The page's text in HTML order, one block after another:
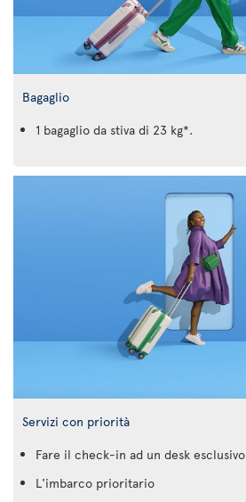
Bagaglio
1 bagaglio da stiva di 23 kg*.
Servizi con priorità
Fare il check-in ad un desk esclusivo
L'imbarco prioritario